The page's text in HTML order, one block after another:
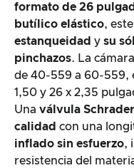
formato de 26
butílico elástico,
estanqueidad y su
pinchazos. La
de 40-559 a 60-559,
1,50 y 26 x 2,35
Una válvula
calidad con una
inflado sin esfuerzo,
resistencia del